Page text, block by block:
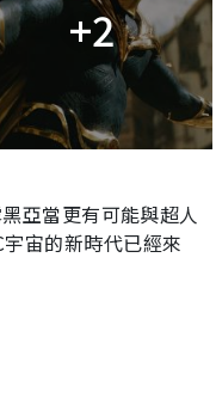
+2
亞當更有可能與超人
宙的新時代已經來